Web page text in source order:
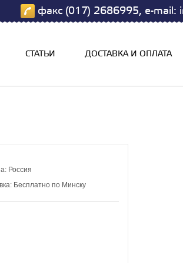
факс (017) 2686995, e-mail:
СТАТЬИ ДОСТАВКА И ОПЛАТА
Россия
Бесплатно по Минску